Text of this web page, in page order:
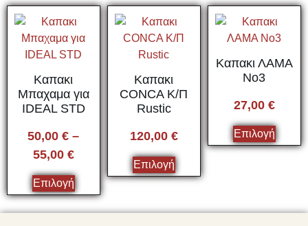
Καπακι
Μπαχαμα για
IDEAL STD
50,00€ –
55,00 €
Επιλογή
Καπακι
CONCA Κ/Π
Rustic
120,00 €
Επιλογή
Καπακι ΛΑΜΑ
Νο3
27,00 €
Επιλογή